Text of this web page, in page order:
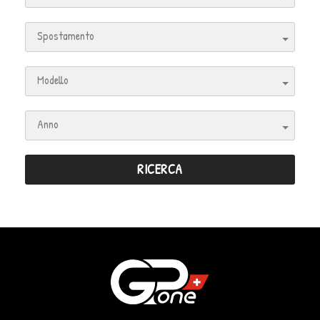
Spostamento
Modello
Anno
RICERCA